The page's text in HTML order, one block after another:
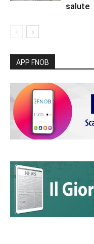
salute
APP FNOB